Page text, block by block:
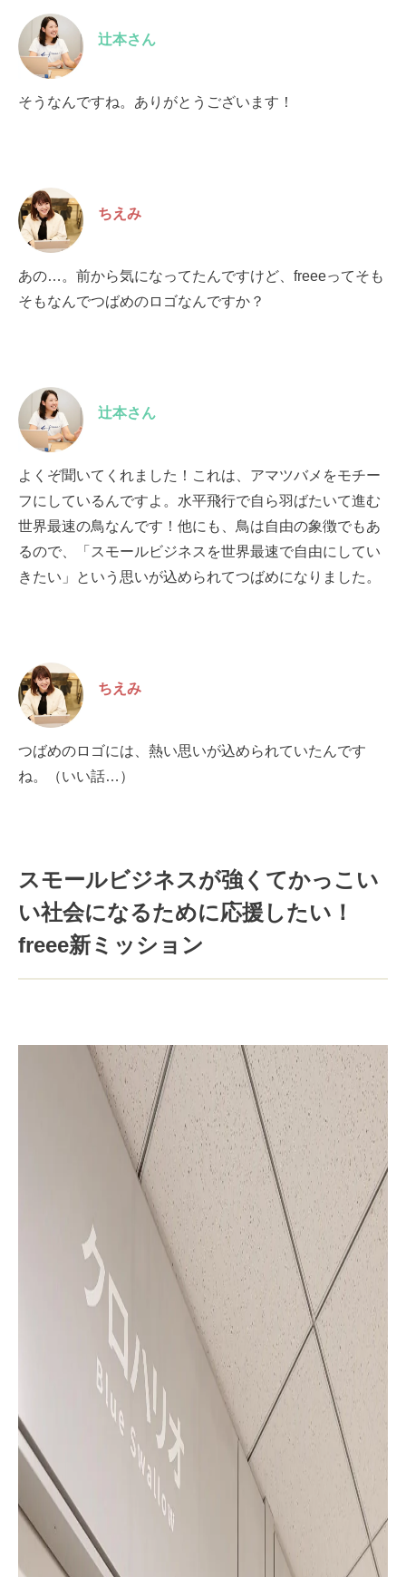
辻本さん
そうなんですね。ありがとうございます！
ちえみ
あの…。前から気になってたんですけど、freeeってそも
そもなんでつばめのロゴなんですか？
辻本さん
よくぞ聞いてくれました！これは、アマツバメをモチー
フにしているんですよ。水平飛行で自ら羽ばたいて進む
世界最速の鳥なんです！他にも、鳥は自由の象徴でもあ
るので、「スモールビジネスを世界最速で自由にしてい
きたい」という思いが込められてつばめになりました。
ちえみ
つばめのロゴには、熱い思いが込められていたんです
ね。（いい話…）
スモールビジネスが強くてかっこい
い社会になるために応援したい！
freee新ミッション